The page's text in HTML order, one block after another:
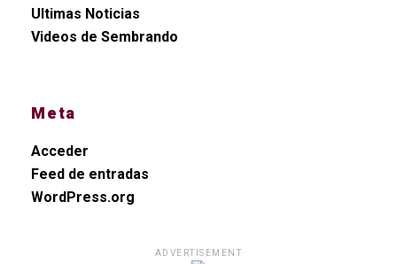
Ultimas Noticias
Videos de Sembrando
Meta
Acceder
Feed de entradas
WordPress.org
ADVERTISEMENT